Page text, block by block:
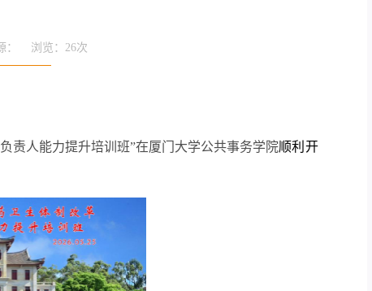
： 浏览： 26次
责人能力提升培训班”在厦门大学公共事务学院顺利开